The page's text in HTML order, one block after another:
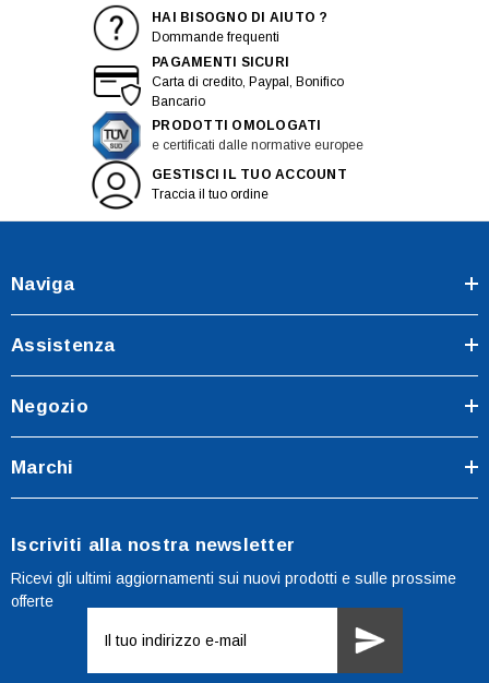
HAI BISOGNO DI AIUTO ?
Dommande frequenti
PAGAMENTI SICURI
Carta di credito, Paypal, Bonifico
Bancario
PRODOTTI OMOLOGATI
e certificati dalle normative europee
GESTISCI IL TUO ACCOUNT
Traccia il tuo ordine
Naviga
Assistenza
Negozio
Marchi
Iscriviti alla nostra newsletter
Ricevi gli ultimi aggiornamenti sui nuovi prodotti e sulle prossime
offerte
mail